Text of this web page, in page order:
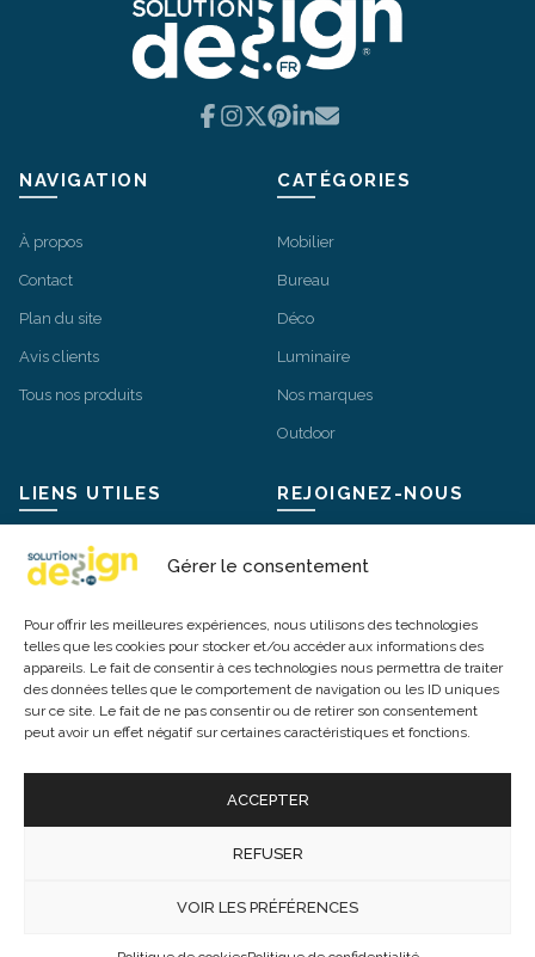
Gérer le consentement
Pour offrir les meilleures expériences, nous utilisons des technologies
telles que les cookies pour stocker et/ou accéder aux informations des
appareils. Le fait de consentir à ces technologies nous permettra de traiter
des données telles que le comportement de navigation ou les ID uniques
sur ce site. Le fait de ne pas consentir ou de retirer son consentement
peut avoir un effet négatif sur certaines caractéristiques et fonctions.
ACCEPTER
REFUSER
VOIR LES PRÉFÉRENCES
Facebook
Instagram
X Pinterest
LinkedIn
Email
NAVIGATION
À propos
Contact
Plan du site
Avis clients
Tous nos produits
CATÉGORIES
Mobilier
Bureau
Déco
Luminaire
Nos marques
Outdoor
LIENS UTILES
Mentions légales
Conditions Générales de Vente
Politique de confidentialité
Politique de cookies
REJOIGNEZ-NOUS
Instagram
X / Twitter
Pinterest